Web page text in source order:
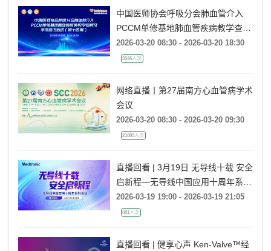
中国医师协会呼吸分会肺血管介入
PCCM单修基地肺血管疾病教学查房
及手术参访活动（第十四期）
2026-03-20 08:30 - 2026-03-20 18:30
3546人次
网络直播丨第27届南方心血管病学术
会议
2026-03-20 08:30 - 2026-03-20 09:30
21085人次
直播回看 | 3月19日 无导线十载 安全
启新程—无导线中国应用十周年系列
活动
2026-03-19 19:00 - 2026-03-19 21:05
681人次
直播回看 | 健享心声 Ken-Valve™经